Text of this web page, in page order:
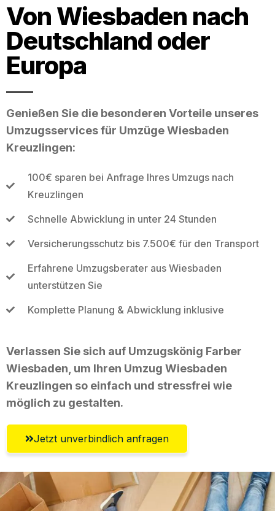
Von Wiesbaden nach
Deutschland oder
Europa
Genießen Sie die besonderen Vorteile unseres
Umzugsservices für Umzüge Wiesbaden
Kreuzlingen:
100€ sparen bei Anfrage Ihres Umzugs nach
Kreuzlingen
Schnelle Abwicklung in unter 24 Stunden
Versicherungsschutz bis 7.500€ für den Transport
Erfahrene Umzugsberater aus Wiesbaden
unterstützen Sie
Komplette Planung & Abwicklung inklusive
Verlassen Sie sich auf Umzugskönig Farber
Wiesbaden, um Ihren Umzug Wiesbaden
Kreuzlingen so einfach und stressfrei wie
möglich zu gestalten.
Jetzt unverbindlich anfragen